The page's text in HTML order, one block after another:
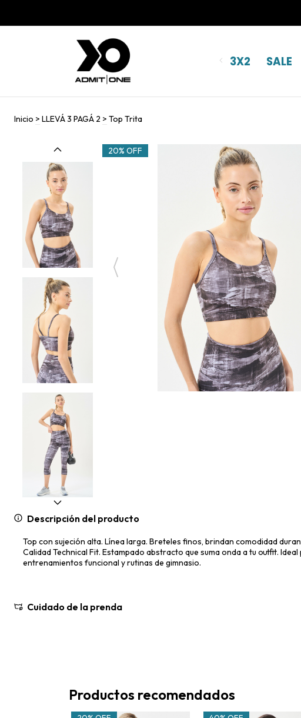
🚚 ENVÍO GRATIS
3X2 SALE
Inicio > LLEVÁ 3 PAGÁ 2 > Top Trita
20% OFF
Descripción del producto
Top con sujeción alta. Línea larga. Breteles finos, brindan comodidad
Calidad Technical Fit. Estampado abstracto que suma onda a tu outfit. Ideal
entrenamientos funcional y rutinas de gimnasio.
Cuidado de la prenda
Productos recomendados